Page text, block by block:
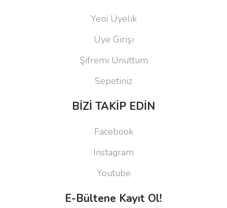
Yeni Üyelik
Üye Girişi
Şifremi Unuttum
Sepetiniz
BİZİ TAKİP EDİN
Facebook
Instagram
Youtube
E-Bültene Kayıt Ol!